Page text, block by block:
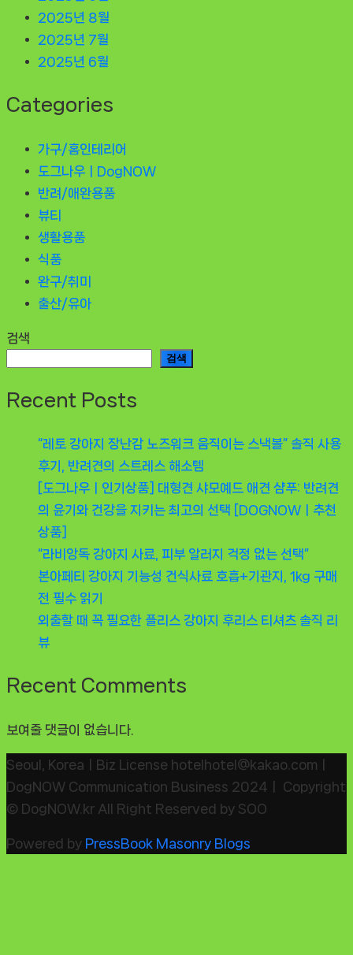
2025년 8월
2025년 7월
2025년 6월
Categories
가구/홈인테리어
도그나우ㅣDogNOW
반려/애완용품
뷰티
생활용품
식품
완구/취미
출산/유아
검색
검색
Recent Posts
“레토 강아지 장난감 노즈워크 움직이는 스낵볼” 솔직 사용
후기, 반려견의 스트레스 해소템
[도그나우ㅣ인기상품] 대형견 샤모예드 애견 샴푸: 반려견
의 윤기와 건강을 지키는 최고의 선택 [DOGNOWㅣ추천
상품]
“라비앙독 강아지 사료, 피부 알러지 걱정 없는 선택”
본아페티 강아지 기능성 건식사료 호흡+기관지, 1kg 구매
전 필수 읽기
외출할 때 꼭 필요한 플리스 강아지 후리스 티셔츠 솔직 리
뷰
Recent Comments
보여줄 댓글이 없습니다.
Seoul, KoreaㅣBiz License hotelhotel@kakao.comㅣ
DogNOW Communication Business 2024ㅣ Copyright
© DogNOW.kr All Right Reserved by SOO
Powered by PressBook Masonry Blogs